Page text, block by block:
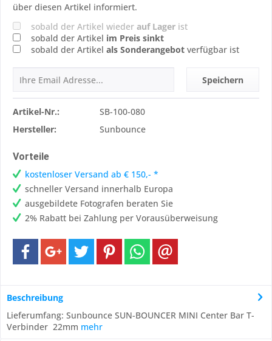
über diesen Artikel informiert.
sobald der Artikel wieder auf Lager ist
sobald der Artikel im Preis sinkt
sobald der Artikel als Sonderangebot verfügbar ist
Speichern
Artikel-Nr.:
SB-100-080
Hersteller:
Sunbounce
Vorteile
kostenloser Versand ab € 150,- *
schneller Versand innerhalb Europa
ausgebildete Fotografen beraten Sie
2% Rabatt bei Zahlung per Vorausüberweisung
Beschreibung
Lieferumfang: Sunbounce SUN-BOUNCER MINI Center Bar T-
Verbinder 22mm mehr